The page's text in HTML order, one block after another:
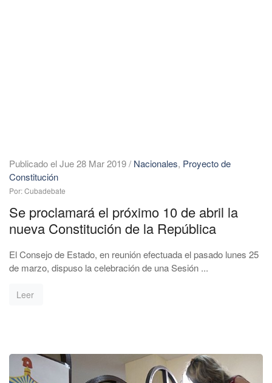
Publicado el Jue 28 Mar 2019/ Nacionales, Proyecto de
Constitución
Por: Cubadebate
Se proclamará el próximo 10 de abril la
nueva Constitución de la República
El Consejo de Estado, en reunión efectuada el pasado lunes 25
de marzo, dispuso la celebración de una Sesión ...
Leer